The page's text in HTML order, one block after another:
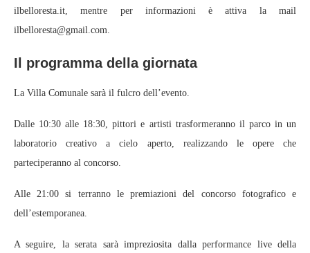
ilbelloresta.it, mentre per informazioni è attiva la mail
ilbelloresta@gmail.com.
Il programma della giornata
La Villa Comunale sarà il fulcro dell’evento.
Dalle 10:30 alle 18:30, pittori e artisti trasformeranno il parco in un
laboratorio creativo a cielo aperto, realizzando le opere che
parteciperanno al concorso.
Alle 21:00 si terranno le premiazioni del concorso fotografico e
dell’estemporanea.
A seguire, la serata sarà impreziosita dalla performance live della